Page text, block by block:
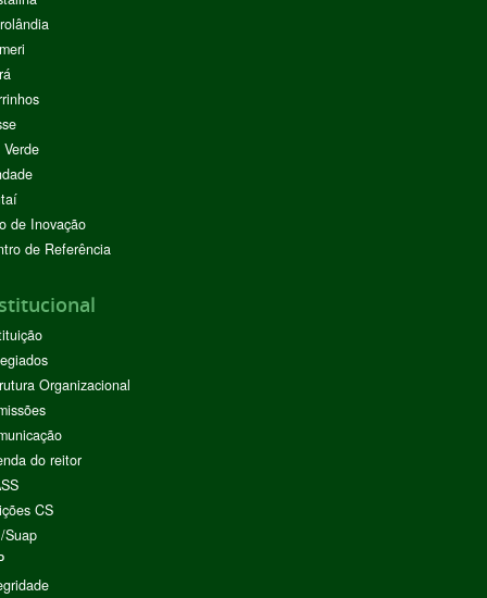
de Inovação
de Referência
Organizacional
do reitor
CS
Suap